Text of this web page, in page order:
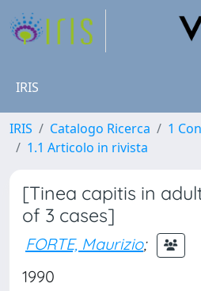
IRIS
IRIS Catalogo Ricerca
1
1.1 Articolo in rivista
[Tinea capitis in
of 3 cases]
FORTE, Maurizio;
1990